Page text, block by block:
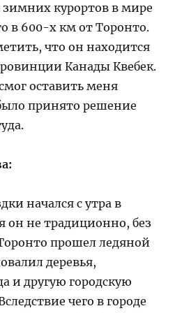
курортов в мире
в 600-х км от Торонто.
что он находится
Канады Квебек.
оставить меня
принято решение
начался с утра в
он не традиционно, без
прошел ледяной
деревья,
и другую городскую
чего в городе